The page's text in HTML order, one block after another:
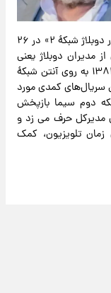
سال ۱۳۸۱ این مجموعه تلویزیونی از سوی «امور دوبلاژ شبکهٔ ۲» در ۲۶
مدیران دوبلاژ یعنی
محمود قنبری سپرده شد.«مدیر کل» در نوروز ۱۳۸۲ به روی آنتن شبکهٔ
سریال‌های کمدی مورد
ها بود، در زمستان ۱۴۰۱ از شبکه دوم سیما بازپخش
مدیرکل حرف می زد و
تلویزیون، کمک